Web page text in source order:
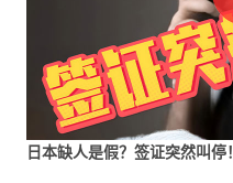
日本缺人是假？签证突然叫停！